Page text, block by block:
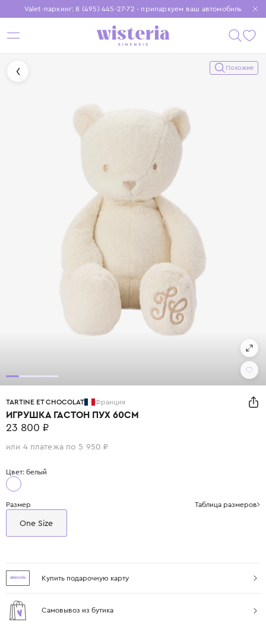
Valet-паркинг: 8 (495) 445-27-72 - припаркуем ваш автомобиль
Бесплатная доставка при заказе от 15 000 ₽
Установите приложение, чтобы покупки были еще удобнее
Похожие
TARTINE ET CHOCOLAT Франция
ИГРУШКА ГАСТОН ПУХ 60СМ
23 800 ₽
или 4 платежа по 5 950 ₽
Цвет: белый
Размер Таблица размеров
One Size
Купить подарочную карту
Самовывоз из бутика